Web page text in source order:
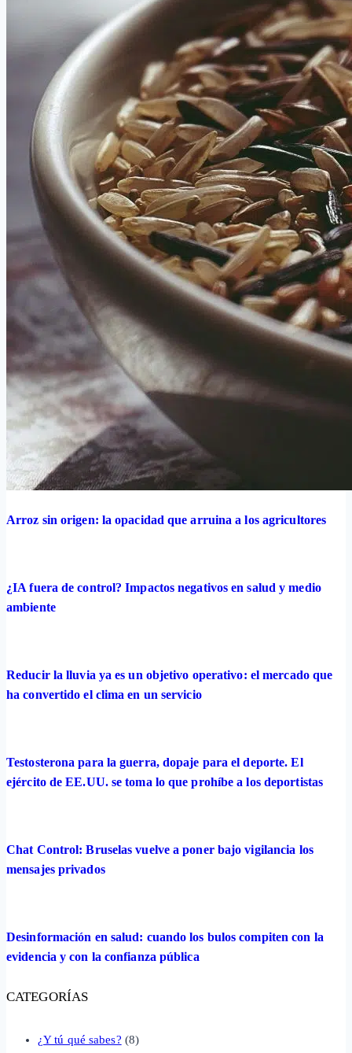
Arroz sin origen: la opacidad que arruina a los agricultores
¿IA fuera de control? Impactos negativos en salud y medio
ambiente
Reducir la lluvia ya es un objetivo operativo: el mercado que
ha convertido el clima en un servicio
Testosterona para la guerra, dopaje para el deporte. El
ejército de EE.UU. se toma lo que prohíbe a los deportistas
Chat Control: Bruselas vuelve a poner bajo vigilancia los
mensajes privados
Desinformación en salud: cuando los bulos compiten con la
evidencia y con la confianza pública
CATEGORÍAS
¿Y tú qué sabes? (8)